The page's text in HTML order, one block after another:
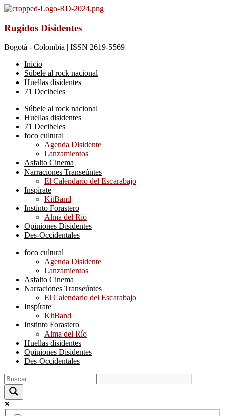
Rugidos Disidentes
Bogotá - Colombia | ISSN 2619-5569
Inicio
Súbele al rock nacional
Huellas disidentes
71 Decibeles
Súbele al rock nacional
Huellas disidentes
71 Decibeles
foco cultural
Agenda Disidente
Lanzamientos
Asfalto Cinema
Narraciones Transeúntes
El Calendario del Escarabajo
Inspírate
KitBand
Instinto Forastero
Alma del Río
Opiniones Disidentes
Des-Occidentales
foco cultural
Agenda Disidente
Lanzamientos
Asfalto Cinema
Narraciones Transeúntes
El Calendario del Escarabajo
Inspírate
KitBand
Instinto Forastero
Alma del Río
Huellas disidentes
Opiniones Disidentes
Des-Occidentales